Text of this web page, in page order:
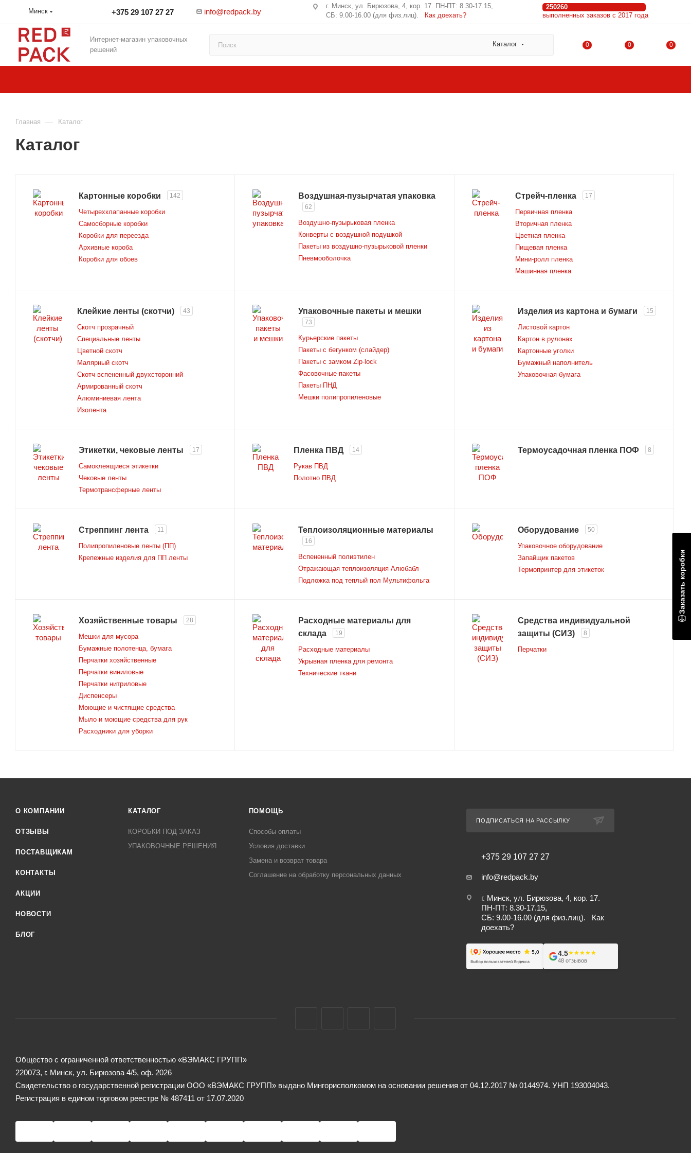
Минск +375 29 107 27 27 info@redpack.by
г. Минск, ул. Бирюзова, 4, кор. 17. ПН-ПТ: 8.30-17.15,
СБ: 9.00-16.00 (для физ.лиц). Как доехать?
250260
выполненных заказов с 2017 года
Интернет-магазин упаковочных
решений
Каталог 0 0 0
Главная — Каталог
Каталог
Картонные коробки 142
Четырехклапанные коробки
Самосборные коробки
Коробки для переезда
Архивные короба
Коробки для обоев
Воздушная-пузырчатая упаковка
62
Воздушно-пузырьковая пленка
Конверты с воздушной подушкой
Пакеты из воздушно-пузырьковой пленки
Пневмооболочка
Стрейч-пленка 17
Первичная пленка
Вторичная пленка
Цветная пленка
Пищевая пленка
Мини-ролл пленка
Машинная пленка
Клейкие ленты (скотчи) 43
Скотч прозрачный
Специальные ленты
Цветной скотч
Малярный скотч
Скотч вспененный двухсторонний
Армированный скотч
Алюминиевая лента
Изолента
Упаковочные пакеты и мешки
73
Курьерские пакеты
Пакеты с бегунком (слайдер)
Пакеты с замком Zip-lock
Фасовочные пакеты
Пакеты ПНД
Мешки полипропиленовые
Изделия из картона и бумаги 15
Листовой картон
Картон в рулонах
Картонные уголки
Бумажный наполнитель
Упаковочная бумага
Этикетки, чековые ленты 17
Самоклеящиеся этикетки
Чековые ленты
Термотрансферные ленты
Пленка ПВД 14
Рукав ПВД
Полотно ПВД
Термоусадочная пленка ПОФ 8
Стреппинг лента 11
Полипропиленовые ленты (ПП)
Крепежные изделия для ПП ленты
Теплоизоляционные материалы
16
Вспененный полиэтилен
Отражающая теплоизоляция Алюбабл
Подложка под теплый пол Мультифольга
Оборудование 50
Упаковочное оборудование
Запайщик пакетов
Термопринтер для этикеток
Хозяйственные товары 28
Мешки для мусора
Бумажные полотенца, бумага
Перчатки хозяйственные
Перчатки виниловые
Перчатки нитриловые
Диспенсеры
Моющие и чистящие средства
Мыло и моющие средства для рук
Расходники для уборки
Расходные материалы для
склада
19
Расходные материалы
Укрывная пленка для ремонта
Технические ткани
Средства индивидуальной
защиты (СИЗ)
8
Перчатки
О КОМПАНИИ
ОТЗЫВЫ
ПОСТАВЩИКАМ
КОНТАКТЫ
АКЦИИ
НОВОСТИ
БЛОГ
КАТАЛОГ
КОРОБКИ ПОД ЗАКАЗ
УПАКОВОЧНЫЕ РЕШЕНИЯ
ПОМОЩЬ
Способы оплаты
Условия доставки
Замена и возврат товара
Соглашение на обработку персональных данных
ПОДПИСАТЬСЯ НА РАССЫЛКУ
+375 29 107 27 27
info@redpack.by
г. Минск, ул. Бирюзова, 4, кор. 17.
ПН-ПТ: 8.30-17.15,
СБ: 9.00-16.00 (для физ.лиц). Как
доехать?
4.5★★★★★
★★★★★
48 отзывов
Общество с ограниченной ответственностью «ВЭМАКС ГРУПП»
220073, г. Минск, ул. Бирюзова 4/5, оф. 2026
Свидетельство о государственной регистрации ООО «ВЭМАКС ГРУПП» выдано Мингорисполкомом на основании решения от 04.12.2017 № 0144974. УНП 193004043.
Регистрация в едином торговом реестре № 487411 от 17.07.2020
Заказать коробки